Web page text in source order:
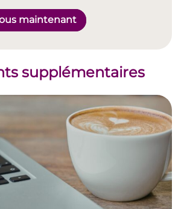
maintenant
supplémentaires